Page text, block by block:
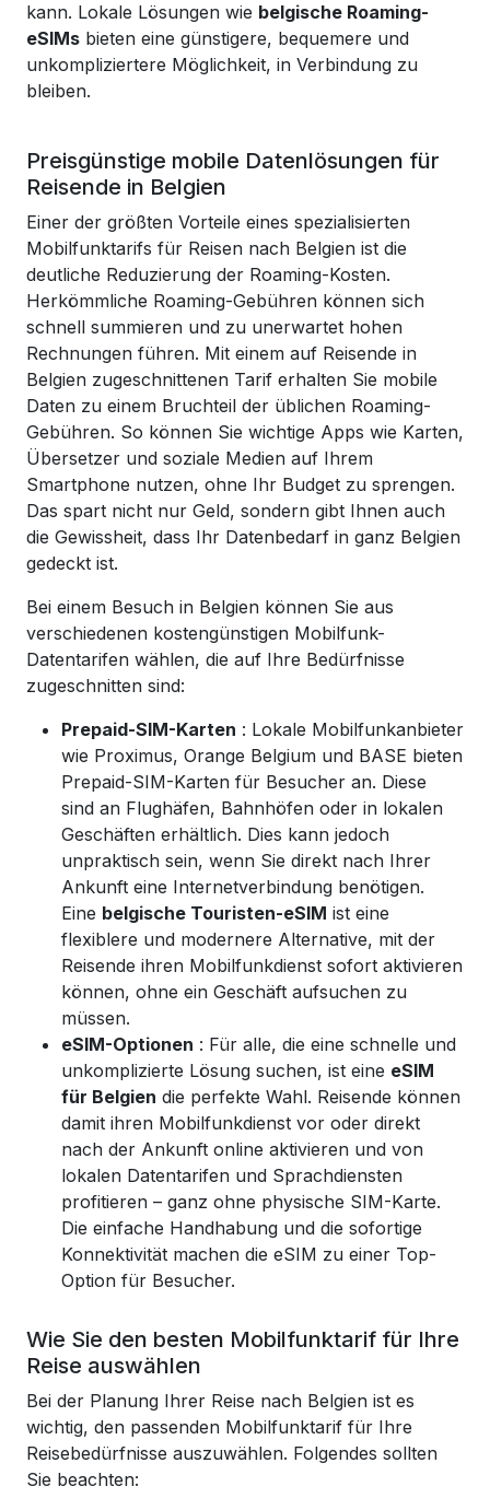
kann. Lokale Lösungen wie belgische Roaming-
eSIMs bieten eine günstigere, bequemere und
unkompliziertere Möglichkeit, in Verbindung zu
bleiben.
Preisgünstige mobile Datenlösungen für
Reisende in Belgien
Einer der größten Vorteile eines spezialisierten
Mobilfunktarifs für Reisen nach Belgien ist die
deutliche Reduzierung der Roaming-Kosten.
Herkömmliche Roaming-Gebühren können sich
schnell summieren und zu unerwartet hohen
Rechnungen führen. Mit einem auf Reisende in
Belgien zugeschnittenen Tarif erhalten Sie mobile
Daten zu einem Bruchteil der üblichen Roaming-
Gebühren. So können Sie wichtige Apps wie Karten,
Übersetzer und soziale Medien auf Ihrem
Smartphone nutzen, ohne Ihr Budget zu sprengen.
Das spart nicht nur Geld, sondern gibt Ihnen auch
die Gewissheit, dass Ihr Datenbedarf in ganz Belgien
gedeckt ist.
Bei einem Besuch in Belgien können Sie aus
verschiedenen kostengünstigen Mobilfunk-
Datentarifen wählen, die auf Ihre Bedürfnisse
zugeschnitten sind:
Prepaid-SIM-Karten : Lokale Mobilfunkanbieter
wie Proximus, Orange Belgium und BASE bieten
Prepaid-SIM-Karten für Besucher an. Diese
sind an Flughäfen, Bahnhöfen oder in lokalen
Geschäften erhältlich. Dies kann jedoch
unpraktisch sein, wenn Sie direkt nach Ihrer
Ankunft eine Internetverbindung benötigen.
Eine belgische Touristen-eSIM ist eine
flexiblere und modernere Alternative, mit der
Reisende ihren Mobilfunkdienst sofort aktivieren
können, ohne ein Geschäft aufsuchen zu
müssen.
eSIM-Optionen : Für alle, die eine schnelle und
unkomplizierte Lösung suchen, ist eine eSIM
für Belgien die perfekte Wahl. Reisende können
damit ihren Mobilfunkdienst vor oder direkt
nach der Ankunft online aktivieren und von
lokalen Datentarifen und Sprachdiensten
profitieren – ganz ohne physische SIM-Karte.
Die einfache Handhabung und die sofortige
Konnektivität machen die eSIM zu einer Top-
Option für Besucher.
Wie Sie den besten Mobilfunktarif für Ihre
Reise auswählen
Bei der Planung Ihrer Reise nach Belgien ist es
wichtig, den passenden Mobilfunktarif für Ihre
Reisebedürfnisse auszuwählen. Folgendes sollten
Sie beachten: